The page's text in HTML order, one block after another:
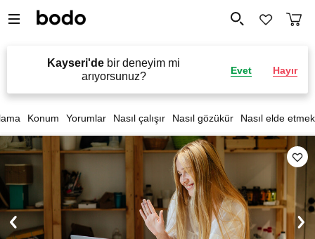
Kayseri'de bir deneyim mi
arıyorsunuz?
Evet Hayır
Konum Yorumlar Nasıl çalışır Nasıl gözükür Nasıl elde etmek